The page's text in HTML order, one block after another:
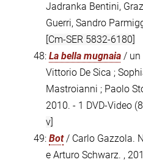
Jadranka Bentini,
Guerri, Sandro
[Cm-SER 5832-6180]
48: La bella mugnaia / un
Vittorio De Sica ;
Mastroianni ; Paolo
2010. - 1 DVD-Video
v]
49: Bot/ Carlo Gazzola.
e Arturo Schwarz. ,